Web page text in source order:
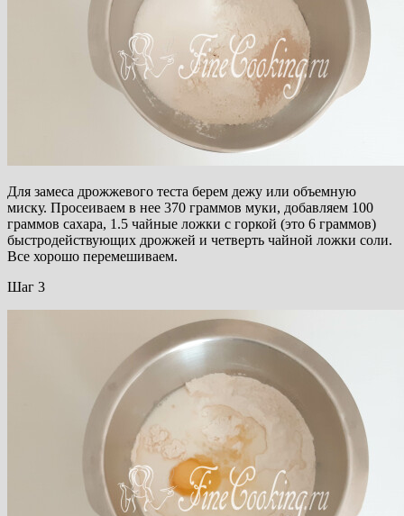
Для замеса дрожжевого теста берем дежу или объемную
миску. Просеиваем в нее 370 граммов муки, добавляем 100
граммов сахара, 1.5 чайные ложки с горкой (это 6 граммов)
быстродействующих дрожжей и четверть чайной ложки соли.
Все хорошо перемешиваем.
Шаг 3